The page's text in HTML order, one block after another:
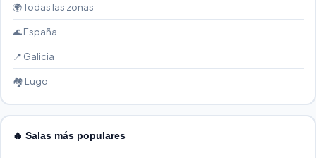
🌍 Todas las zonas
🌊 España
📍 Galicia
🏘️ Lugo
🔥 Salas más populares